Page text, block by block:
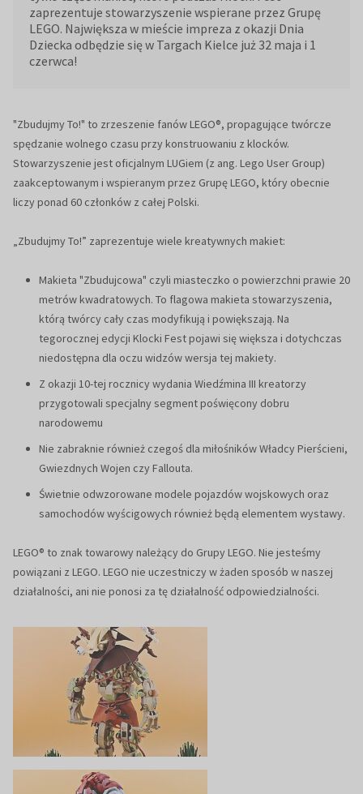
zaprezentuje stowarzyszenie wspierane przez Grupę
LEGO. Największa w mieście impreza z okazji Dnia
Dziecka odbędzie się w Targach Kielce już 32 maja i 1
czerwca!
"Zbudujmy To!" to zrzeszenie fanów LEGO®, propagujące twórcze
spędzanie wolnego czasu przy konstruowaniu z klocków.
Stowarzyszenie jest oficjalnym LUGiem (z ang. Lego User Group)
zaakceptowanym i wspieranym przez Grupę LEGO, który obecnie
liczy ponad 60 członków z całej Polski.
„Zbudujmy To!” zaprezentuje wiele kreatywnych makiet:
Makieta "Zbudujcowa" czyli miasteczko o powierzchni prawie 20
metrów kwadratowych. To flagowa makieta stowarzyszenia,
którą twórcy cały czas modyfikują i powiększają. Na
tegorocznej edycji Klocki Fest pojawi się większa i dotychczas
niedostępna dla oczu widzów wersja tej makiety.
Z okazji 10-tej rocznicy wydania Wiedźmina III kreatorzy
przygotowali specjalny segment poświęcony dobru
narodowemu
Nie zabraknie również czegoś dla miłośników Władcy Pierścieni,
Gwiezdnych Wojen czy Fallouta.
Świetnie odwzorowane modele pojazdów wojskowych oraz
samochodów wyścigowych również będą elementem wystawy.
LEGO® to znak towarowy należący do Grupy LEGO. Nie jesteśmy
powiązani z LEGO. LEGO nie uczestniczy w żaden sposób w naszej
działalności, ani nie ponosi za tę działalność odpowiedzialności.